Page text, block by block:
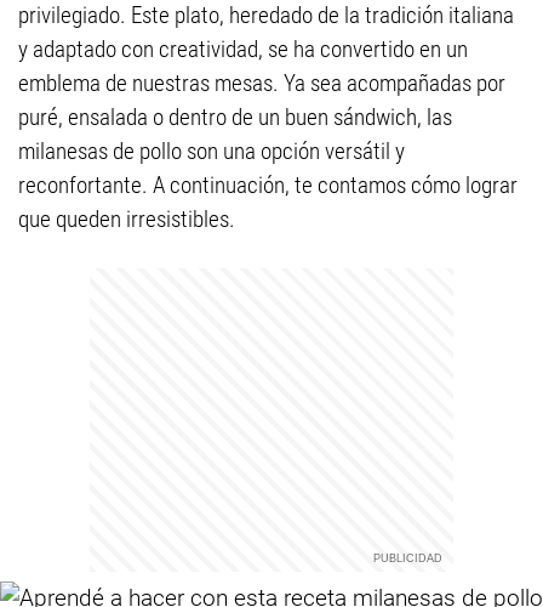
privilegiado. Este plato, heredado de la tradición italiana
y adaptado con creatividad, se ha convertido en un
emblema de nuestras mesas. Ya sea acompañadas por
puré, ensalada o dentro de un buen sándwich, las
milanesas de pollo son una opción versátil y
reconfortante. A continuación, te contamos cómo lograr
que queden irresistibles.